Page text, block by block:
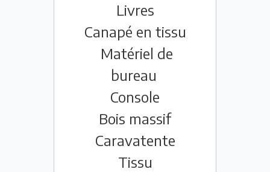
Livres
Canapé en tissu
Matériel de
bureau
Console
Bois massif
Caravatente
Tissu